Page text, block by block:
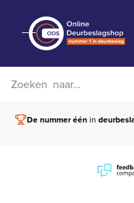
De nummer éénin